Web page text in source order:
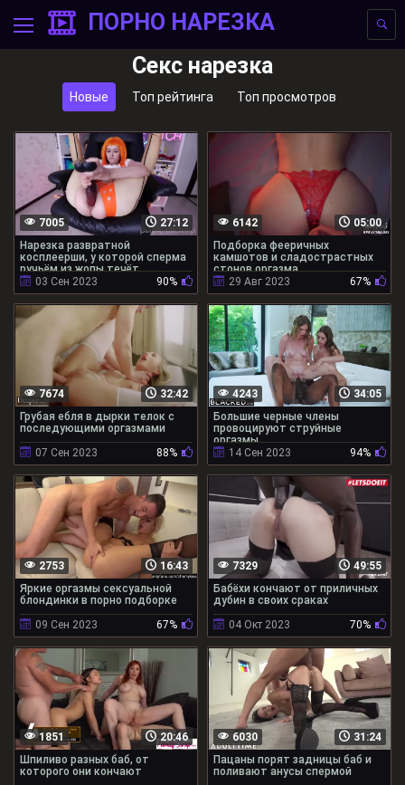
ПОРНО НАРЕЗКА
Секс нарезка
Новые Топ рейтинга Топ просмотров
27:12
7005
Нарезка развратной
косплеерши, у которой сперма
ручьём из жопы течёт
03 Сен 2023
90%
05:00
6142
Подборка фееричных
камшотов и сладострастных
стонов оргазма
29 Авг 2023
67%
32:42
7674
Грубая ебля в дырки телок с
последующими оргазмами
07 Сен 2023
88%
34:05
4243
Большие черные члены
провоцируют струйные
оргазмы
14 Сен 2023
94%
16:43
2753
Яркие оргазмы сексуальной
блондинки в порно подборке
09 Сен 2023
67%
49:55
7329
Бабёхи кончают от приличных
дубин в своих сраках
04 Окт 2023
70%
20:46
1851
Шпиливо разных баб, от
которого они кончают
31:24
6030
Пацаны порят задницы баб и
поливают анусы спермой